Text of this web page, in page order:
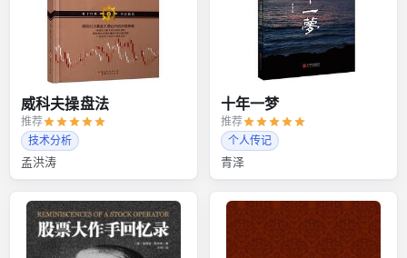
威科夫操盘法
推荐
技术分析
孟洪涛
十年一梦
推荐
个人传记
青泽